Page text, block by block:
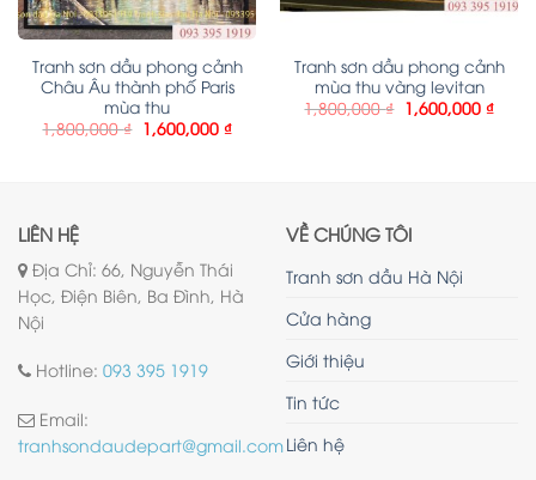
Tranh sơn dầu phong cảnh
Châu Âu thành phố Paris
mùa thu
1,800,000₫ 1,600,000 ₫
Tranh sơn dầu phong cảnh
mùa thu vàng levitan
1,800,000₫ 1,600,000 ₫
LIÊN HỆ
Địa Chỉ: 66, Nguyễn Thái
Học, Điện Biên, Ba Đình, Hà
Nội
Hotline: 093 395 1919
Email:
tranhsondaudepart@gmail.com
VỀ CHÚNG TÔI
Tranh sơn dầu Hà Nội
Cửa hàng
Giới thiệu
Tin tức
Liên hệ